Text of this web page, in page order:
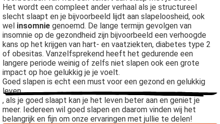
Het wordt een compleet ander verhaal als je structureel
slecht slaapt en je bijvoorbeeld lijdt aan slapeloosheid, ook
wel insomnie genoemd. De lange termijn gevolgen van
insomnie op de gezondheid zijn bijvoorbeeld een verhoogde
kans op het krijgen van hart- en vaatziekten, diabetes type 2
of obesitas. Vanzelfsprekend heeft het gedurende een
langere periode weinig of zelfs niet slapen ook een grote
impact op hoe gelukkig je je voelt.
Goed slapen is echt een must voor een gezond en gelukkig
leven
, als je goed slaapt kan je het leven beter aan en geniet je
meer. Iedereen wil goed slapen en daarom vinden wij het
belangrijk en fijn om onze ervaringen met jullie te delen!